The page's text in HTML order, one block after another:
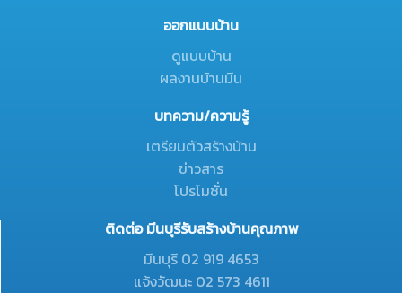
ออกแบบบ้าน
ดูแบบบ้าน
ผลงานบ้านมีน
บทความ/ความรู้
เตรียมตัวสร้างบ้าน
ข่าวสาร
โปรโมชั่น
ติดต่อ มีนบุรีรับสร้างบ้านคุณภาพ
มีนบุรี 02 919 4653
แจ้งวัฒนะ 02 573 4611